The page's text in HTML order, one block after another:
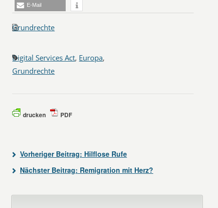
E-Mail
Grundrechte
Digital Services Act, Europa,
Grundrechte
drucken PDF
Vorheriger Beitrag: Hilflose Rufe
Nächster Beitrag: Remigration mit Herz?